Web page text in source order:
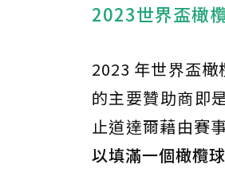
2023世界盃橄
2023 年世界盃
的主要贊助商即
止道達爾藉由賽
以填滿一個橄欖